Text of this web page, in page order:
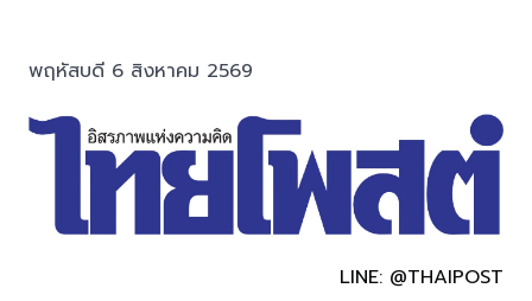
พฤหัสบดี 6 สิงหาคม 2569
LINE: @THAIPOST